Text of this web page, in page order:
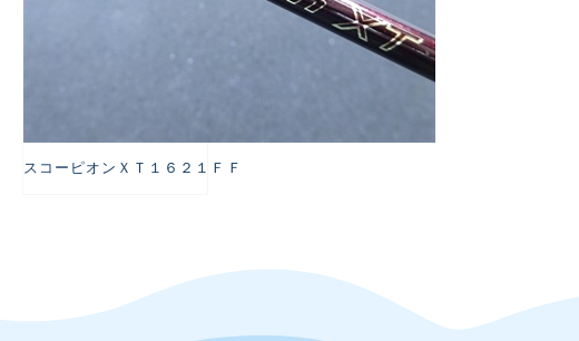
スコーピオンＸＴ１６２１ＦＦ